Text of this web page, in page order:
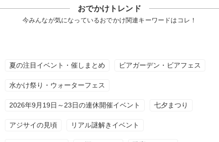
おでかけトレンド
今みんなが気になっているおでかけ関連キーワードはコレ！
夏の注目イベント・催しまとめ ビアガーデン・ビアフェス
水かけ祭り・ウォーターフェス
2026年9月19日～23日の連休開催イベント 七夕まつり
アジサイの見頃 リアル謎解きイベント